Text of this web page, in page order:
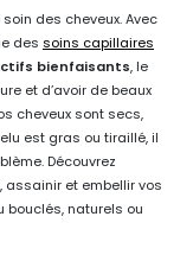
des cheveux. Avec
des soins capillaires
bienfaisants, le
et d’avoir de beaux
cheveux sont secs,
est gras ou tiraillé, il
Découvrez
et embellir vos
bouclés, naturels ou